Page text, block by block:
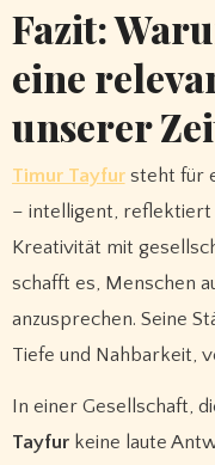
Fazit:
eine
unserer
Timur Tayfursteht für
– intelligent, reflektiert
Kreativität mit
schafft es, Menschen
anzusprechen. Seine
Tiefe und Nahbarkeit,
In einer Gesellschaft,
Tayfurkeine laute